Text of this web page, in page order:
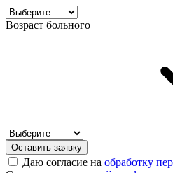
Возраст больного
Оставить заявку
Даю согласие на обработку